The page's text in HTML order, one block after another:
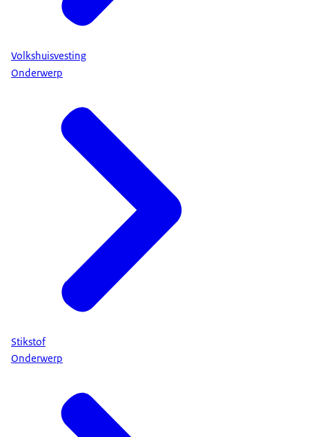
Volkshuisvesting
Onderwerp
Stikstof
Onderwerp